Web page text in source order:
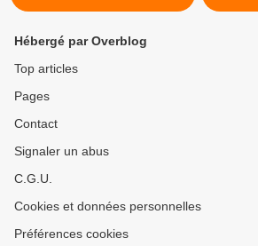
Hébergé par Overblog
Top articles
Pages
Contact
Signaler un abus
C.G.U.
Cookies et données personnelles
Préférences cookies